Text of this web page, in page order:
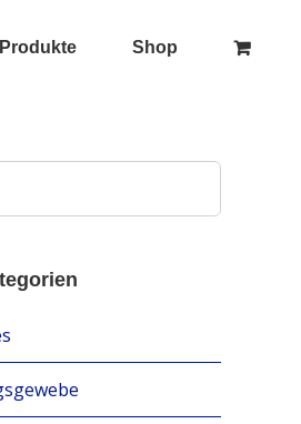
Produkte Shop